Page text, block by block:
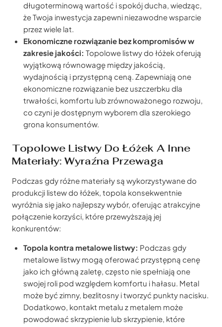
długoterminową wartość i spokój ducha, wiedząc,
że Twoja inwestycja zapewni niezawodne wsparcie
przez wiele lat.
Ekonomiczne rozwiązanie bez kompromisów w
zakresie jakości: Topolowe listwy do łóżek oferują
wyjątkową równowagę między jakością,
wydajnością i przystępną ceną. Zapewniają one
ekonomiczne rozwiązanie bez uszczerbku dla
trwałości, komfortu lub zrównoważonego rozwoju,
co czyni je dostępnym wyborem dla szerokiego
grona konsumentów.
Topolowe Listwy Do Łóżek A Inne
Materiały: Wyraźna Przewaga
Podczas gdy różne materiały są wykorzystywane do
produkcji listew do łóżek, topola konsekwentnie
wyróżnia się jako najlepszy wybór, oferując atrakcyjne
połączenie korzyści, które przewyższają jej
konkurentów:
Topola kontra metalowe listwy: Podczas gdy
metalowe listwy mogą oferować przystępną cenę
jako ich główną zaletę, często nie spełniają one
swojej roli pod względem komfortu i hałasu. Metal
może być zimny, bezlitosny i tworzyć punkty nacisku.
Dodatkowo, kontakt metalu z metalem może
powodować skrzypienie lub skrzypienie, które